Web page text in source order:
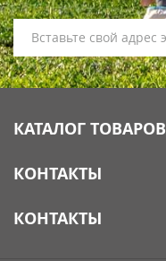
КАТАЛОГ ТОВАРОВ
КОНТАКТЫ
КОНТАКТЫ